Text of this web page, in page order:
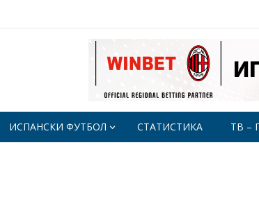
ИСПАНСКИ ФУТБОЛ СТАТИСТИКА ТВ –